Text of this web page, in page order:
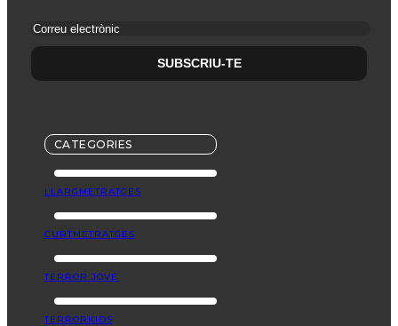
CATEGORIES
LLARGMETRATGES
CURTMETRATGES
TERROR JOVE
TERRORKIDS